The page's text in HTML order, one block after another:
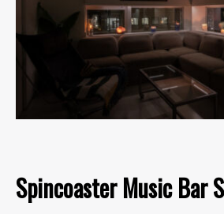
Spincoaster Music Bar